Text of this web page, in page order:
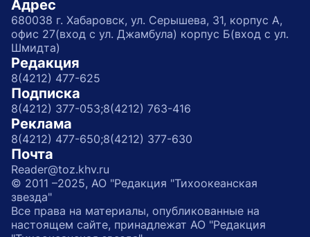
Адрес
680038 г. Хабаровск, ул. Серышева, 31, корпус А,
офис 27(вход с ул. Джамбула) корпус Б(вход с ул.
Шмидта)
Редакция
8(4212) 477-625
Подписка
8(4212) 377-053;8(4212) 763-416
Реклама
8(4212) 477-650;8(4212) 377-630
Почта
Reader@toz.khv.ru
© 2011 –2025, АО "Редакция "Тихоокеанская
звезда"
Все права на материалы, опубликованные на
настоящем сайте, принадлежат АО "Редакция